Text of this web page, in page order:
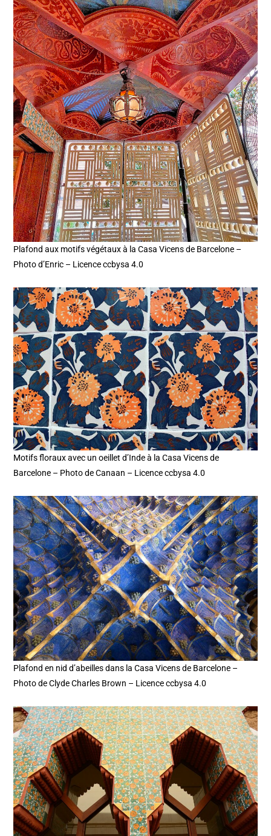
Plafond aux motifs végétaux à la Casa Vicens de Barcelone –
Photo d’Enric – Licence ccbysa 4.0
Motifs floraux avec un oeillet d’Inde à la Casa Vicens de
Barcelone – Photo de Canaan – Licence ccbysa 4.0
Plafond en nid d’abeilles dans la Casa Vicens de Barcelone –
Photo de Clyde Charles Brown – Licence ccbysa 4.0